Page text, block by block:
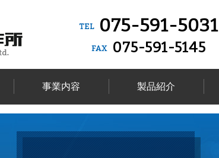
TEL 075-591-5031
FAX 075-591-5145
事業内容 製品紹介